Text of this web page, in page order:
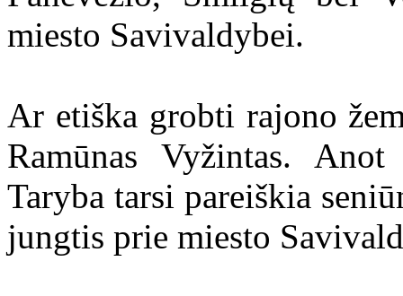
miesto Savivaldybei.
Ar etiška grobti rajono
Ramūnas Vyžintas.
Taryba tarsi pareiškia
jungtis prie miesto